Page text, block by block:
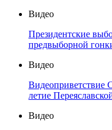
Видео
Президентские
предвыборной
Видео
Видеоприветствие
летие
Видео